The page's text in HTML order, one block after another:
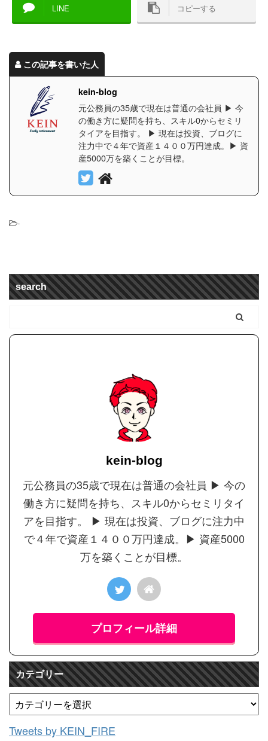
LINE コピーする
この記事を書いた人
kein-blog
元公務員の35歳で現在は普通の会社員 ▶︎ 今
の働き方に疑問を持ち、スキル0からセミリ
タイアを目指す。 ▶︎ 現在は投資、ブログに
注力中で４年で資産１４００万円達成。▶︎ 資
産5000万を築くことが目標。
-
search
kein-blog
元公務員の35歳で現在は普通の会社員 ▶︎ 今の
働き方に疑問を持ち、スキル0からセミリタイ
アを目指す。 ▶︎ 現在は投資、ブログに注力中
で４年で資産１４００万円達成。▶︎ 資産5000
万を築くことが目標。
プロフィール詳細
カテゴリー
Tweets by KEIN_FIRE